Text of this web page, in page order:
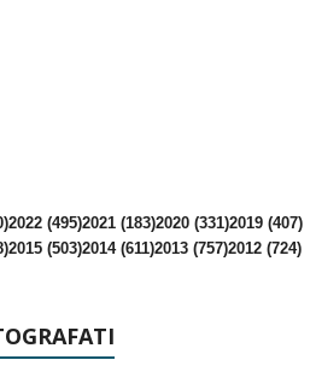
2022 (495)2021 (183)2020 (331)2019 (407)
2015 (503)2014 (611)2013 (757)2012 (724)